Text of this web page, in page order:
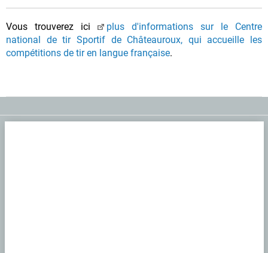
Vous trouverez ici
plus d'informations sur le Centre
national de tir Sportif de Châteauroux, qui accueille les
compétitions de tir en langue française.